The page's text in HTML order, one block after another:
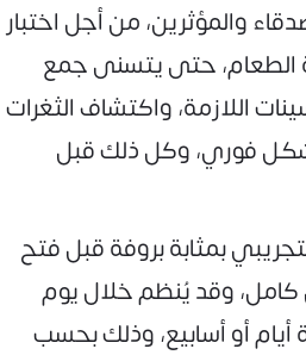
والمؤثرين، من أجل اختبار
الطعام، حتى يتسنى جمع
اللازمة، واكتشاف الثغرات
فوري، وكل ذلك قبل
بمثابة بروفة قبل فتح
وقد يُنظم خلال يوم
أو أسابيع، وذلك بحسب